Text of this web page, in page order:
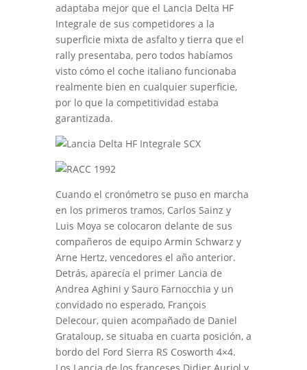
adaptaba mejor que el Lancia Delta HF
Integrale de sus competidores a la
superficie mixta de asfalto y tierra que el
rally presentaba, pero todos habíamos
visto cómo el coche italiano funcionaba
realmente bien en cualquier superficie,
por lo que la competitividad estaba
garantizada.
Cuando el cronómetro se puso en marcha
en los primeros tramos, Carlos Sainz y
Luis Moya se colocaron delante de sus
compañeros de equipo Armin Schwarz y
Arne Hertz, vencedores el año anterior.
Detrás, aparecía el primer Lancia de
Andrea Aghini y Sauro Farnocchia y un
convidado no esperado, François
Delecour, quien acompañado de Daniel
Grataloup, se situaba en cuarta posición, a
bordo del Ford Sierra RS Cosworth 4×4.